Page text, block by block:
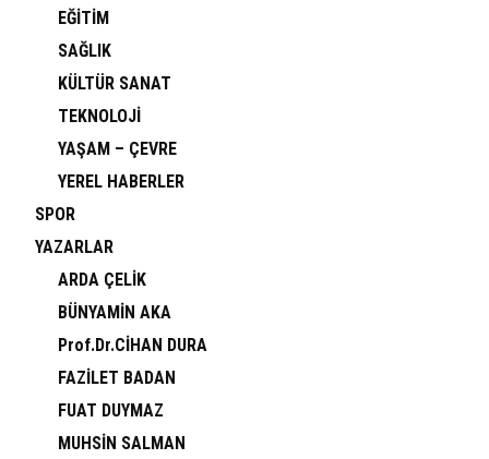
EĞİTİM
SAĞLIK
KÜLTÜR SANAT
TEKNOLOJİ
YAŞAM – ÇEVRE
YEREL HABERLER
SPOR
YAZARLAR
ARDA ÇELİK
BÜNYAMİN AKA
Prof.Dr.CİHAN DURA
FAZİLET BADAN
FUAT DUYMAZ
MUHSİN SALMAN